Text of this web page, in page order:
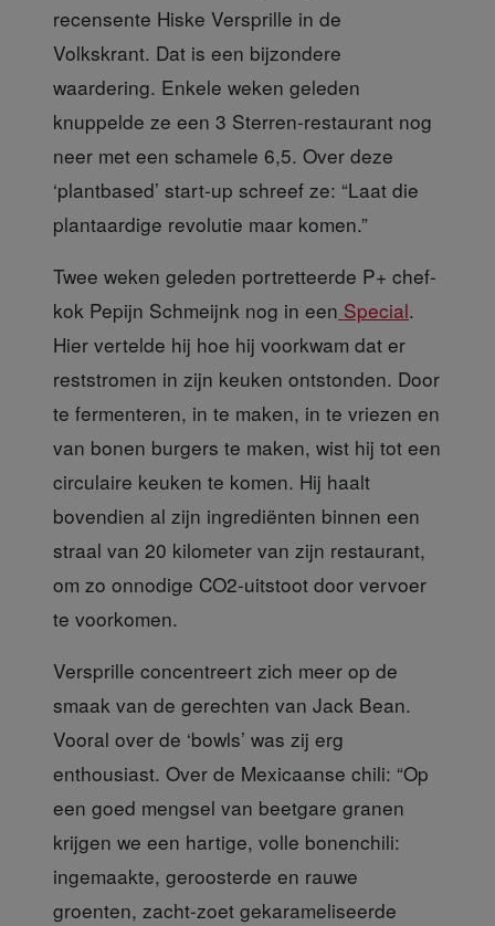
recensente Hiske Versprille in de
Volkskrant. Dat is een bijzondere
waardering. Enkele weken geleden
knuppelde ze een 3 Sterren-restaurant nog
neer met een schamele 6,5. Over deze
‘plantbased’ start-up schreef ze: “Laat die
plantaardige revolutie maar komen.”
Twee weken geleden portretteerde P+ chef-
kok Pepijn Schmeijnk nog in een Special.
Hier vertelde hij hoe hij voorkwam dat er
reststromen in zijn keuken ontstonden. Door
te fermenteren, in te maken, in te vriezen en
van bonen burgers te maken, wist hij tot een
circulaire keuken te komen. Hij haalt
bovendien al zijn ingrediënten binnen een
straal van 20 kilometer van zijn restaurant,
om zo onnodige CO2-uitstoot door vervoer
te voorkomen.
Versprille concentreert zich meer op de
smaak van de gerechten van Jack Bean.
Vooral over de ‘bowls’ was zij erg
enthousiast. Over de Mexicaanse chili: “Op
een goed mengsel van beetgare granen
krijgen we een hartige, volle bonenchili:
ingemaakte, geroosterde en rauwe
groenten, zacht-zoet gekarameliseerde